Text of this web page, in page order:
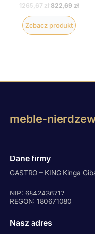
1265,67zł 822,69 zł
Zobacz produkt
meble-
Dane firmy
GASTRO – KING Kinga
NIP: 6842436712
REGON: 180671080
Nasz adres